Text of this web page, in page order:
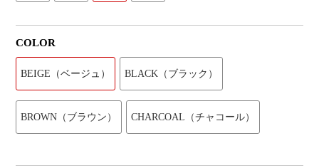
COLOR
BEIGE（ベージュ） BLACK（ブラック）
BROWN（ブラウン） CHARCOAL（チャコール）